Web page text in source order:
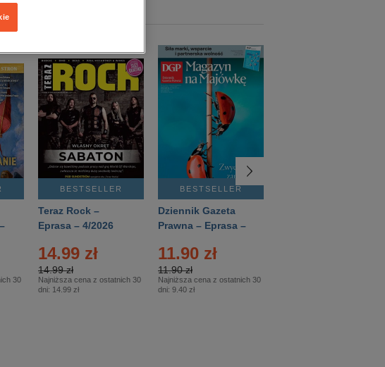
30
BESTSELLER
Teraz Rock –
Eprasa – 4/2026
14.99 zł
14.99 zł
Najniższa cena z ostatnich 30
dni: 14.99 zł
BESTSELLER
Dziennik Gazeta
Prawna – Eprasa –
11.90 zł
11.90 zł
Najniższa cena z ostatnich 30
dni: 9.40 zł